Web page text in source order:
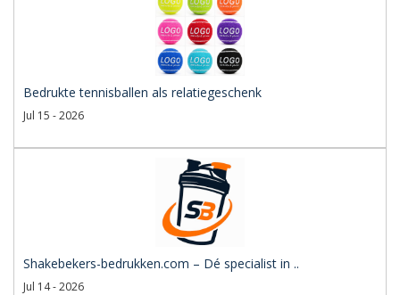
Bedrukte tennisballen als relatiegeschenk
Jul 15 - 2026
Shakebekers-bedrukken.com – Dé specialist in ..
Jul 14 - 2026